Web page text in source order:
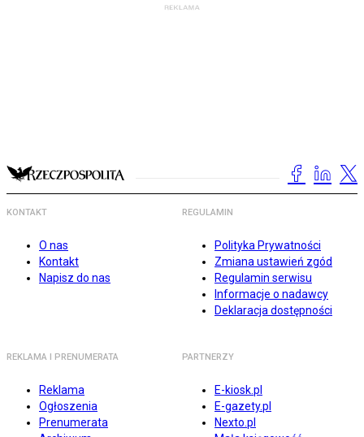
KONTAKT
O nas
Kontakt
Napisz do nas
REGULAMIN
Polityka Prywatności
Zmiana ustawień zgód
Regulamin serwisu
Informacje o nadawcy
Deklaracja dostępności
REKLAMA I PRENUMERATA
Reklama
Ogłoszenia
Prenumerata
PARTNERZY
E-kiosk.pl
E-gazety.pl
Nexto.pl